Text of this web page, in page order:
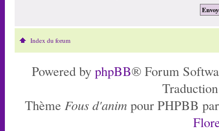
Index du forum
Powered by phpBB® Forum
Thème Fous d'anim pour PHPBB